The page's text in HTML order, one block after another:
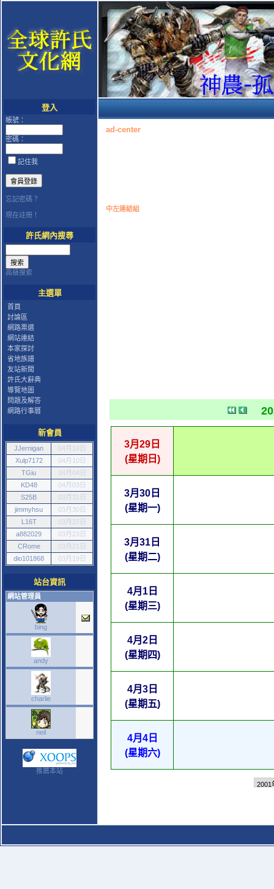
登入
帳號：
密碼：
記住我
忘記密碼？
現在註冊！
許氏網內搜尋
高級搜索
主選單
首頁
討論區
網路票選
網站連結
本家探討
省地族譜
友站新聞
許氏大辭典
導覽地圖
問題及解答
網路行事曆
新會員
JJernigan
04月10日
Xulp7172
04月10日
TGiu
04月04日
KD48
04月03日
S25B
03月31日
jimmyhsu
03月30日
L16T
03月27日
a882029
03月23日
CRome
03月21日
dio101868
03月19日
站台資訊
網站管理員
bing
andy
charlie
neil
推薦本站
ad-center
中左連結組
3月29日
(星期日)
3月30日
(星期一)
3月31日
(星期二)
4月1日
(星期三)
4月2日
(星期四)
4月3日
(星期五)
4月4日
(星期六)